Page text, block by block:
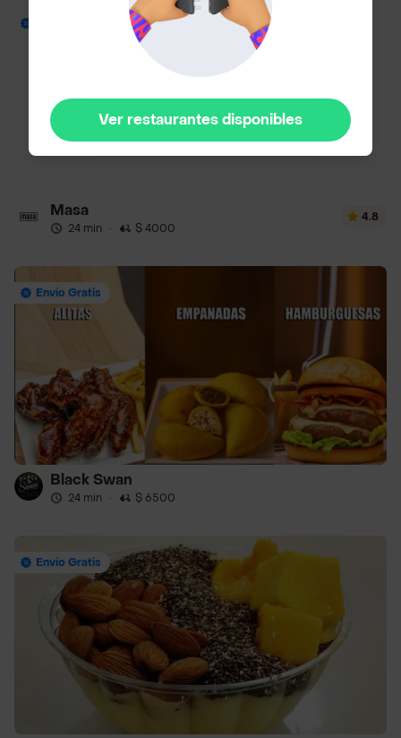
Masa
24 min · $ 4000
4.8
Envío Gratis
Black Swan
24 min · $ 6500
Envío Gratis
Ver restaurantes disponibles